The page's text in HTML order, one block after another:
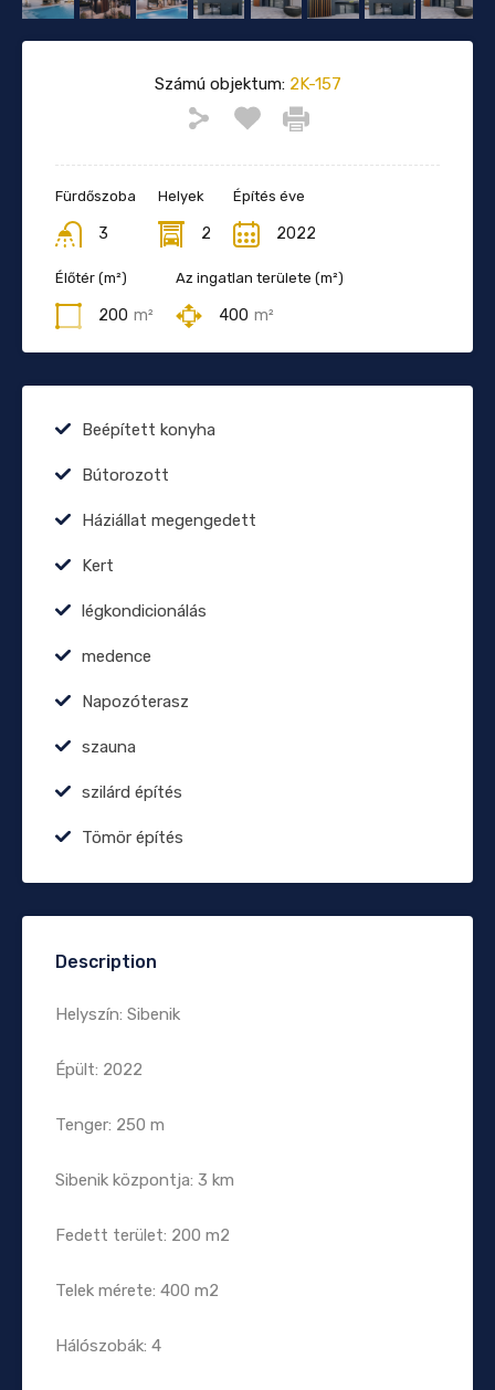
Számú objektum:2K-157
Fürdőszoba
3
Helyek
2
Építés éve
2022
Élőtér (m²)
200 m²
Az ingatlan területe (m²)
400 m²
Beépített konyha
Bútorozott
Háziállat megengedett
Kert
légkondicionálás
medence
Napozóterasz
szauna
szilárd építés
Tömör építés
Description
Helyszín: Sibenik
Épült: 2022
Tenger: 250 m
Sibenik központja: 3 km
Fedett terület: 200 m2
Telek mérete: 400 m2
Hálószobák: 4